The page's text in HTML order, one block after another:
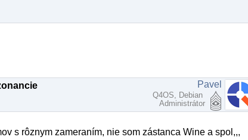
Pavel
Q4OS, Debian
Administrátor
s rôznym zameraním, nie som zástanca Wine a spol,,,